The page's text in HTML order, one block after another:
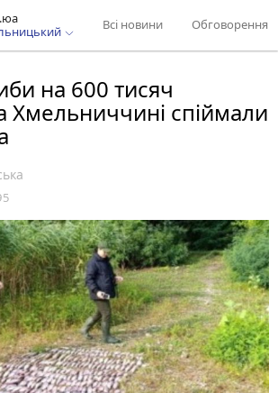
Всі новини Обговорення
на 600 тисяч
Хмельниччині спіймали